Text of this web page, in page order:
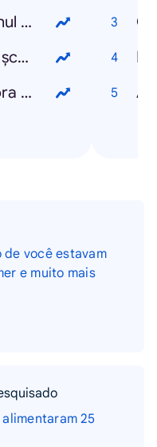
Când se termină anul școlar 2021
Când se redeschid școlile
Când se schimbă ora 2021
de você estavam
e muito mais
25